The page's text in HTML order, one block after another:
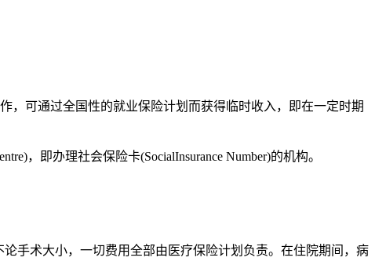
，可通过全国性的就业保险计划而获得临时收入，即在一定时期
，即办理社会保险卡(SocialInsurance Number)的机构。
手术大小，一切费用全部由医疗保险计划负责。在住院期间，病